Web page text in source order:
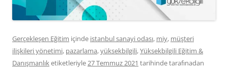
Gerçekleşen Eğitim içinde istanbul sanayi odası, miy, müşteri
ilişkileri yönetimi, pazarlama,yüksekbilgili,Yüksekbilgili Eğitim &
Danışmanlıketiketleriyle27 Temmuz 2021 tarihindetarafınadan